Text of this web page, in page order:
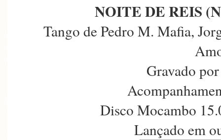
NOITE DE REIS
Tango de Pedro M. Mafia,
Gravado
Disco Mocambo
Lançado em